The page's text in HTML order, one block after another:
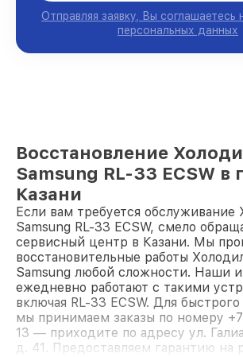
Отправляя заявку, Вы соглашаетесь
персональных данных
Восстановление
Samsung RL-33 ECSW в
Казани
Если вам требуется обслуживание
Samsung RL-33 ECSW, смело
сервисный центр в Казани. Мы
восстановительные работы
Samsung любой сложности. Наши
ежедневно работают с такими
включая RL-33 ECSW. Для
мы принимаем заказы по номеру
13 — приходите по адресу ул.
д. 41. Предоставляем гарантию на